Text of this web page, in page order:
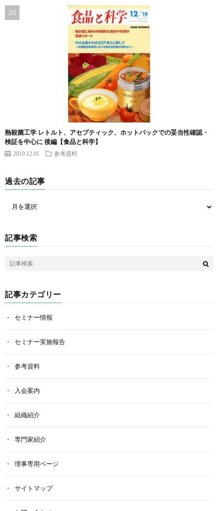
熱殺菌工学 レトルト、アセプティック、ホットパックでの妥当性確認・
検証を中心に 後編【食品と科学】
2019.12.01 参考資料
過去の記事
記事検索
記事カテゴリー
セミナー情報
セミナー実施報告
参考資料
入会案内
組織紹介
専門家紹介
理事専用ページ
サイトマップ